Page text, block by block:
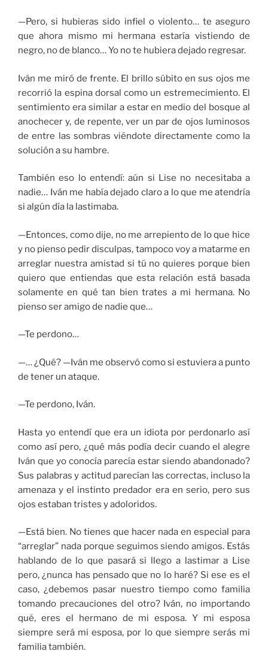
—Pero, si hubieras sido infiel o violento… te aseguro
que ahora mismo mi hermana estaría vistiendo de
negro, no de blanco… Yo no te hubiera dejado regresar.
Iván me miró de frente. El brillo súbito en sus ojos me
recorrió la espina dorsal como un estremecimiento. El
sentimiento era similar a estar en medio del bosque al
anochecer y, de repente, ver un par de ojos luminosos
de entre las sombras viéndote directamente como la
solución a su hambre.
También eso lo entendí: aún si Lise no necesitaba a
nadie… Iván me había dejado claro a lo que me atendría
si algún día la lastimaba.
—Entonces, como dije, no me arrepiento de lo que hice
y no pienso pedir disculpas, tampoco voy a matarme en
arreglar nuestra amistad si tú no quieres porque bien
quiero que entiendas que esta relación está basada
solamente en qué tan bien trates a mi hermana. No
pienso ser amigo de nadie que…
—Te perdono…
—… ¿Qué? —Iván me observó como si estuviera a punto
de tener un ataque.
—Te perdono, Iván.
Hasta yo entendí que era un idiota por perdonarlo así
como así pero, ¿qué más podía decir cuando el alegre
Iván que yo conocía parecía estar siendo abandonado?
Sus palabras y actitud parecían las correctas, incluso la
amenaza y el instinto predador era en serio, pero sus
ojos estaban tristes y adoloridos.
—Está bien. No tienes que hacer nada en especial para
“arreglar” nada porque seguimos siendo amigos. Estás
hablando de lo que pasará si llego a lastimar a Lise
pero, ¿nunca has pensado que no lo haré? Si ese es el
caso, ¿debemos pasar nuestro tiempo como familia
tomando precauciones del otro? Iván, no importando
qué, eres el hermano de mi esposa. Y mi esposa
siempre será mi esposa, por lo que siempre serás mi
familia también.